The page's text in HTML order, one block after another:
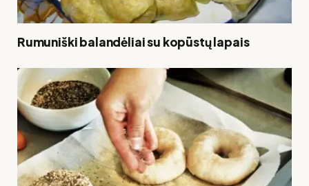
Rumuniški balandėliai su kopūstų lapais